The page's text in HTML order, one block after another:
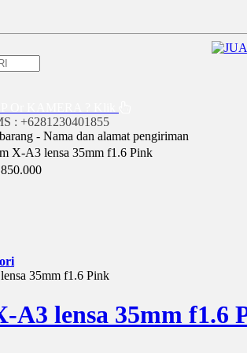
: +6281230401855
- Nama dan alamat pengiriman
X-A3 lensa 35mm f1.6 Pink
35mm f1.6 Pink
lensa 35mm f1.6